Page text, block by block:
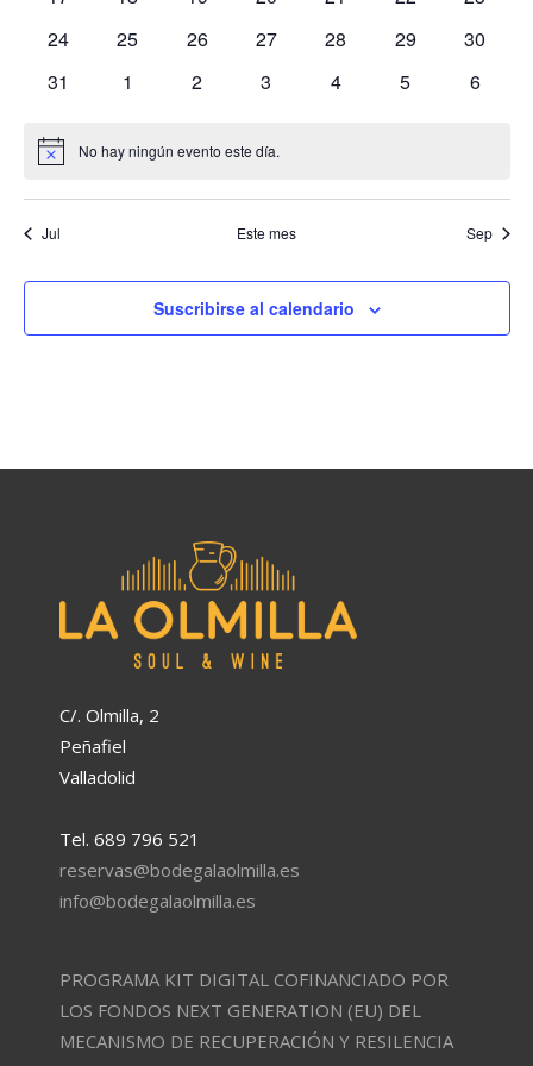
de
0
24
0
25
0
26
0
27
0
28
0
29
0
30
0
31
0
1
0
2
0
3
0
4
0
5
0
6
Aviso No hay ningún evento este día.
Jul Este mes Sep
Suscribirse al calendario
C/. Olmilla, 2
Peñafiel
Valladolid
Tel. 689 796 521
reservas@bodegalaolmilla.es
info@bodegalaolmilla.es
PROGRAMA KIT DIGITAL COFINANCIADO POR
LOS FONDOS NEXT GENERATION (EU) DEL
MECANISMO DE RECUPERACIÓN Y RESILENCIA